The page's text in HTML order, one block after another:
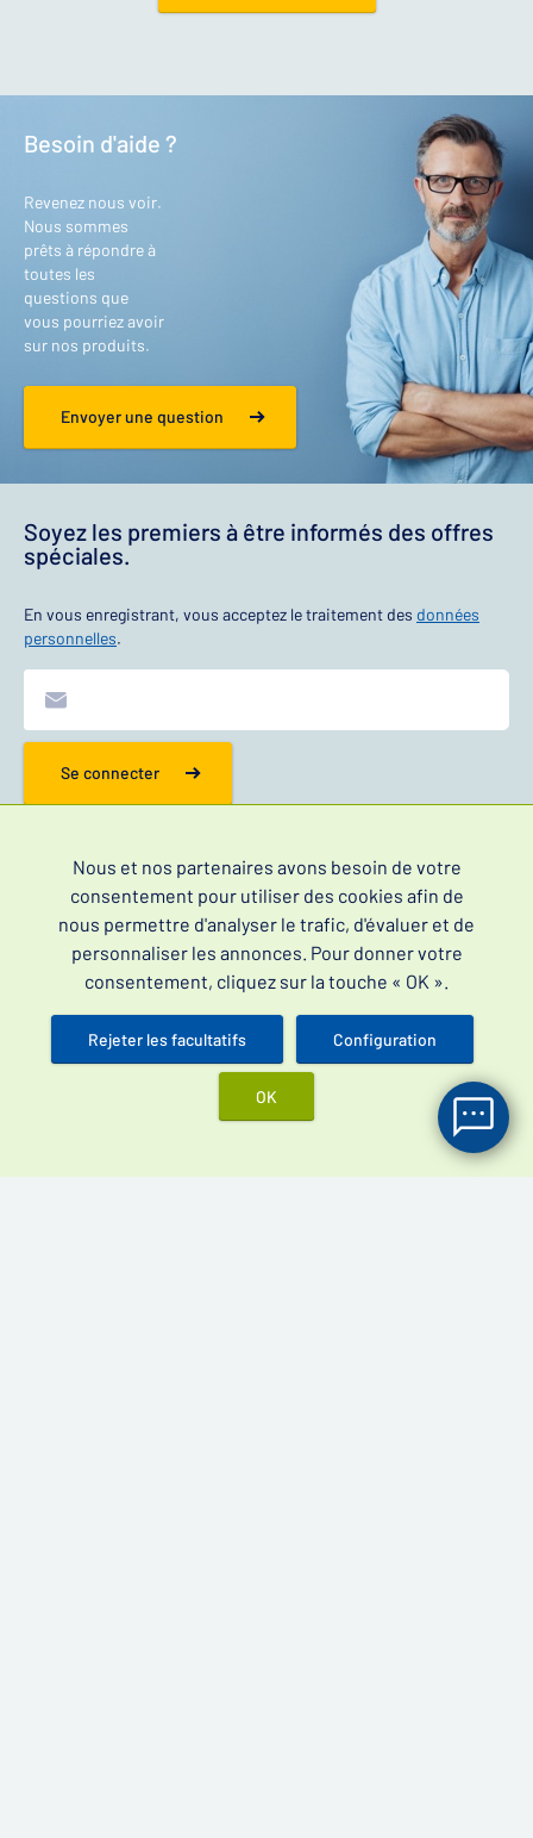
Besoin d'aide ?
Revenez nous voir.
Nous sommes
prêts à répondre à
toutes les
questions que
vous pourriez avoir
sur nos produits.
Envoyer une question
Soyez les premiers à être informés des offres
spéciales.
En vous enregistrant, vous acceptez le traitement des données
personnelles.
Se connecter
Informations
Contact
Livraison & Paiement
Nous et nos partenaires avons besoin de votre
consentement pour utiliser des cookies afin de
nous permettre d'analyser le trafic, d'évaluer et de
personnaliser les annonces. Pour donner votre
consentement, cliquez sur la touche « OK ».
Rejeter les facultatifs Configuration
OK